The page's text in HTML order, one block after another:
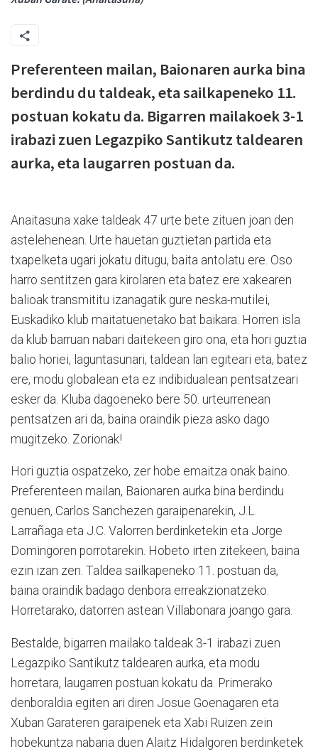
Preferenteen mailan, Baionaren aurka bina
berdindu du taldeak, eta sailkapeneko 11.
postuan kokatu da. Bigarren mailakoek 3-1
irabazi zuen Legazpiko Santikutz taldearen
aurka, eta laugarren postuan da.
Anaitasuna xake taldeak 47 urte bete zituen joan den
astelehenean. Urte hauetan guztietan partida eta
txapelketa ugari jokatu ditugu, baita antolatu ere. Oso
harro sentitzen gara kirolaren eta batez ere xakearen
balioak transmititu izanagatik gure neska-mutilei,
Euskadiko klub maitatuenetako bat baikara. Horren isla
da klub barruan nabari daitekeen giro ona, eta hori guztia
balio horiei, laguntasunari, taldean lan egiteari eta, batez
ere, modu globalean eta ez indibidualean pentsatzeari
esker da. Kluba dagoeneko bere 50. urteurrenean
pentsatzen ari da, baina oraindik pieza asko dago
mugitzeko. Zorionak!
Hori guztia ospatzeko, zer hobe emaitza onak baino.
Preferenteen mailan, Baionaren aurka bina berdindu
genuen, Carlos Sanchezen garaipenarekin, J.L.
Larrañaga eta J.C. Valorren berdinketekin eta Jorge
Domingoren porrotarekin. Hobeto irten zitekeen, baina
ezin izan zen. Taldea sailkapeneko 11. postuan da,
baina oraindik badago denbora erreakzionatzeko.
Horretarako, datorren astean Villabonara joango gara.
Bestalde, bigarren mailako taldeak 3-1 irabazi zuen
Legazpiko Santikutz taldearen aurka, eta modu
horretara, laugarren postuan kokatu da. Primerako
denboraldia egiten ari diren Josue Goenagaren eta
Xuban Garateren garaipenek eta Xabi Ruizen zein
hobekuntza nabaria duen Alaitz Hidalgoren berdinketek